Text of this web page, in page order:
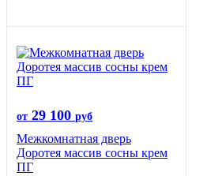
от 29 100 руб
Межкомнатная дверь
Доротея массив сосны крем
ПГ